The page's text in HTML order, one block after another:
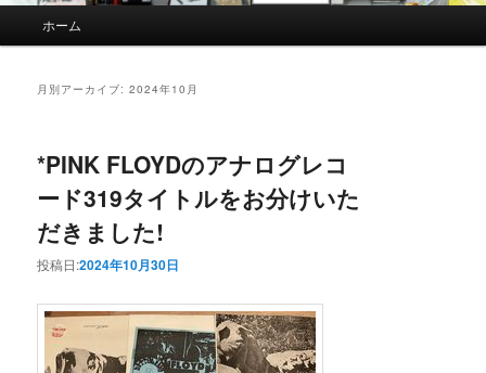
メインコンテンツへ移動
サブコンテンツへ移動
ホーム
月別アーカイブ:2024年10月
*PINK FLOYDのアナログレコ
ード319タイトルをお分けいた
だきました!
投稿日:2024年10月30日